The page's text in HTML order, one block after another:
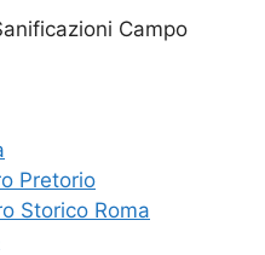
Campo
Pretorio
Storico Roma